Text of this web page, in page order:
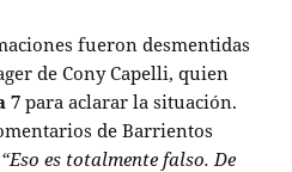
fueron desmentidas
de Cony Capelli, quien
7para aclarar la situación.
de Barrientos
“Eso es totalmente falso. De